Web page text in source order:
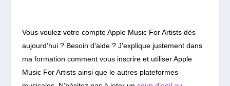
Vous voulez votre compte Apple Music For Artists dès
aujourd’hui ? Besoin d’aide ? J’explique justement dans
ma formation comment vous inscrire et utiliser Apple
Music For Artists ainsi que le autres plateformes